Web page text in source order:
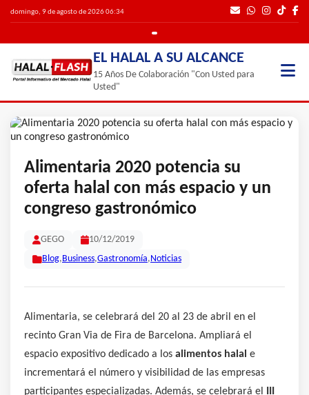
domingo, 9 de agosto de 2026 06:34
EL HALAL A SU ALCANCE
15 Años De Colaboración "Con Usted para
Usted"
Alimentaria 2020 potencia su
oferta halal con más espacio y un
congreso gastronómico
GEGO 10/12/2019
Blog, Business,Gastronomía, Noticias
Alimentaria, se celebrará del 20 al 23 de abril en el
recinto Gran Via de Fira de Barcelona. Ampliará el
espacio expositivo dedicado a los alimentos halal e
incrementará el número y visibilidad de las empresas
participantes especializadas. Además, se celebrará el